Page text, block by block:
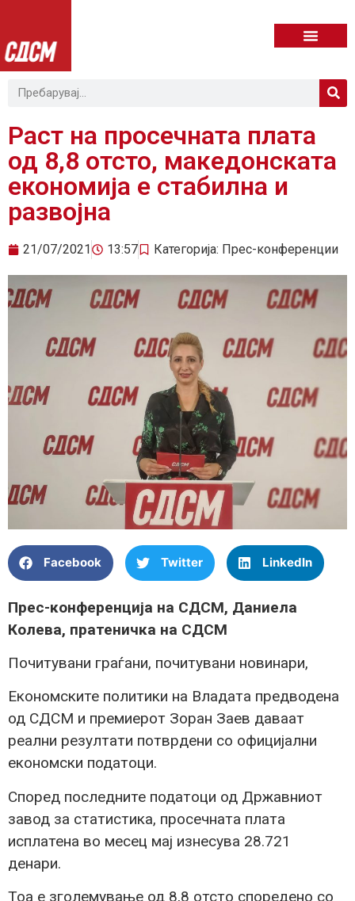
Раст на просечната плата
од 8,8 отсто, македонската
економија е стабилна и
развојна
21/07/2021 13:57 Категорија: Прес-конференции
Facebook Twitter LinkedIn
Прес-конференција на СДСМ, Даниела
Колева, пратеничка на СДСМ
Почитувани граѓани, почитувани новинари,
Економските политики на Владата предводена
од СДСМ и премиерот Зоран Заев даваат
реални резултати потврдени со официјални
економски податоци.
Според последните податоци од Државниот
завод за статистика, просечната плата
исплатена во месец мај изнесува 28.721
денари.
Тоа е зголемување од 8,8 отсто споредено со